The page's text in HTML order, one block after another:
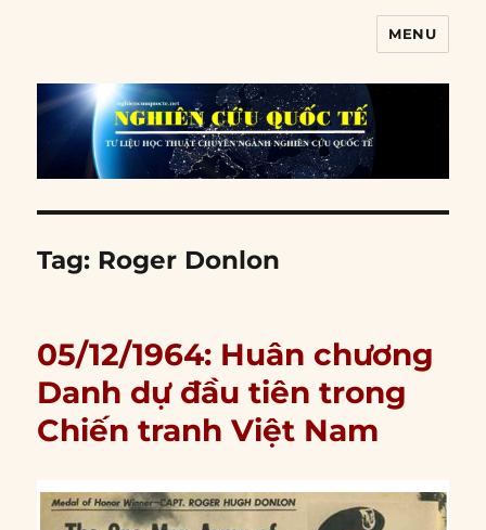
MENU
Tag: Roger Donlon
05/12/1964: Huân chương
Danh dự đầu tiên trong
Chiến tranh Việt Nam